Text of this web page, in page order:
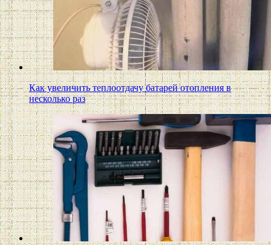
Как увеличить теплоотдачу батарей отопления в
несколько раз